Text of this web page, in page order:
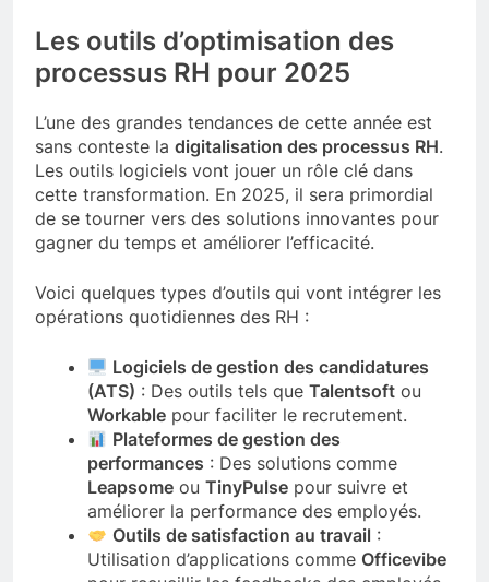
Les outils d’optimisation des
processus RH pour 2025
L’une des grandes tendances de cette année est
sans conteste la digitalisation des processus RH.
Les outils logiciels vont jouer un rôle clé dans
cette transformation. En 2025, il sera primordial
de se tourner vers des solutions innovantes pour
gagner du temps et améliorer l’efficacité.
Voici quelques types d’outils qui vont intégrer les
opérations quotidiennes des RH :
Logiciels de gestion des candidatures
(ATS) : Des outils tels que Talentsoft ou
Workable pour faciliter le recrutement.
Plateformes de gestion des
performances : Des solutions comme
Leapsome ou TinyPulse pour suivre et
améliorer la performance des employés.
Outils de satisfaction au travail :
Utilisation d’applications comme Officevibe